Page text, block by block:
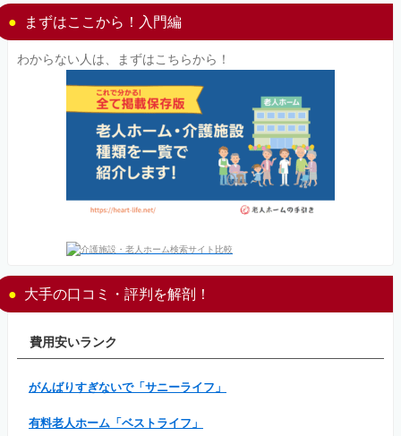
まずはここから！入門編
わからない人は、まずはこちらから！
大手の口コミ・評判を解剖！
費用安いランク
がんばりすぎないで「サニーライフ」
有料老人ホーム「ベストライフ」